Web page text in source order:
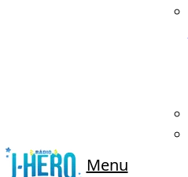
Menu